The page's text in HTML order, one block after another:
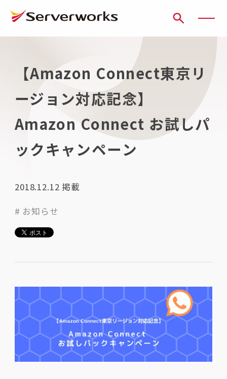
【Amazon Connect東京リ
ージョン対応記念】
Amazon Connect お試しパ
ックキャンペーン
2018.12.12 掲載
# お知らせ